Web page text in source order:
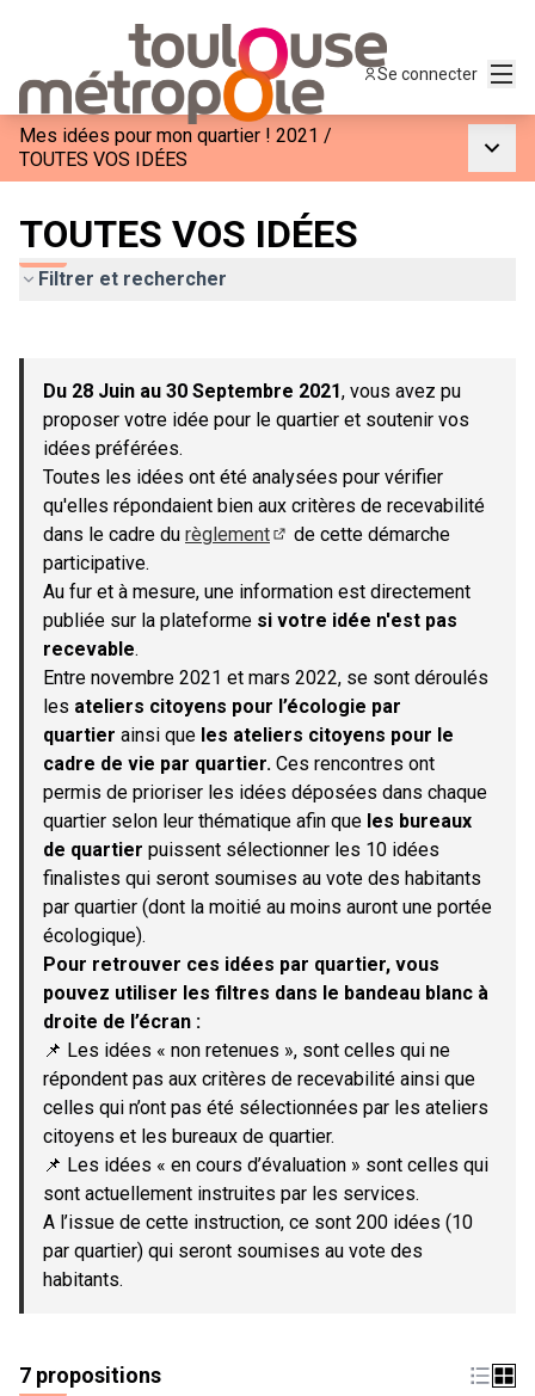
Se connecter
Mes idées pour mon quartier ! 2021 /
TOUTES VOS IDÉES
TOUTES VOS IDÉES
Filtrer et rechercher
−
Du 28 Juin au 30 Septembre 2021, vous avez pu
proposer votre idée pour le quartier et soutenir vos
idées préférées.
Toutes les idées ont été analysées pour vérifier
qu'elles répondaient bien aux critères de recevabilité
dans le cadre du règlement
de cette démarche
participative.
Au fur et à mesure, une information est directement
publiée sur la plateforme si votre idée n'est pas
recevable.
Entre novembre 2021 et mars 2022, se sont déroulés
les ateliers citoyens pour l’écologie par
quartier ainsi que les ateliers citoyens pour le
cadre de vie par quartier. Ces rencontres ont
permis de prioriser les idées déposées dans chaque
quartier selon leur thématique afin que les bureaux
de quartier puissent sélectionner les 10 idées
finalistes qui seront soumises au vote des habitants
par quartier (dont la moitié au moins auront une portée
écologique).
Pour retrouver ces idées par quartier, vous
pouvez utiliser les filtres dans le bandeau blanc à
droite de l’écran :
📌 Les idées « non retenues », sont celles qui ne
répondent pas aux critères de recevabilité ainsi que
celles qui n’ont pas été sélectionnées par les ateliers
citoyens et les bureaux de quartier.
📌 Les idées « en cours d’évaluation » sont celles qui
sont actuellement instruites par les services.
A l’issue de cette instruction, ce sont 200 idées (10
par quartier) qui seront soumises au vote des
habitants.
7 propositions